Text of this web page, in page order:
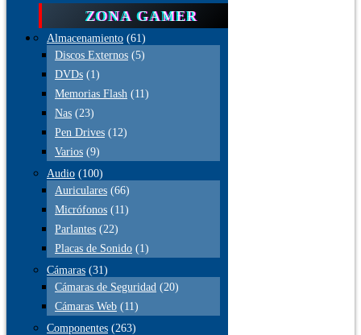
ZONA GAMER
Almacenamiento (61)
Discos Externos (5)
DVDs (1)
Memorias Flash (11)
Nas (23)
Pen Drives (12)
Varios (9)
Audio (100)
Auriculares (66)
Micrófonos (11)
Parlantes (22)
Placas de Sonido (1)
Cámaras (31)
Cámaras de Seguridad (20)
Cámaras Web (11)
Componentes (263)